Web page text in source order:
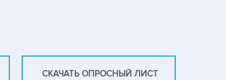
СКАЧАТЬ ОПРОСНЫЙ ЛИСТ